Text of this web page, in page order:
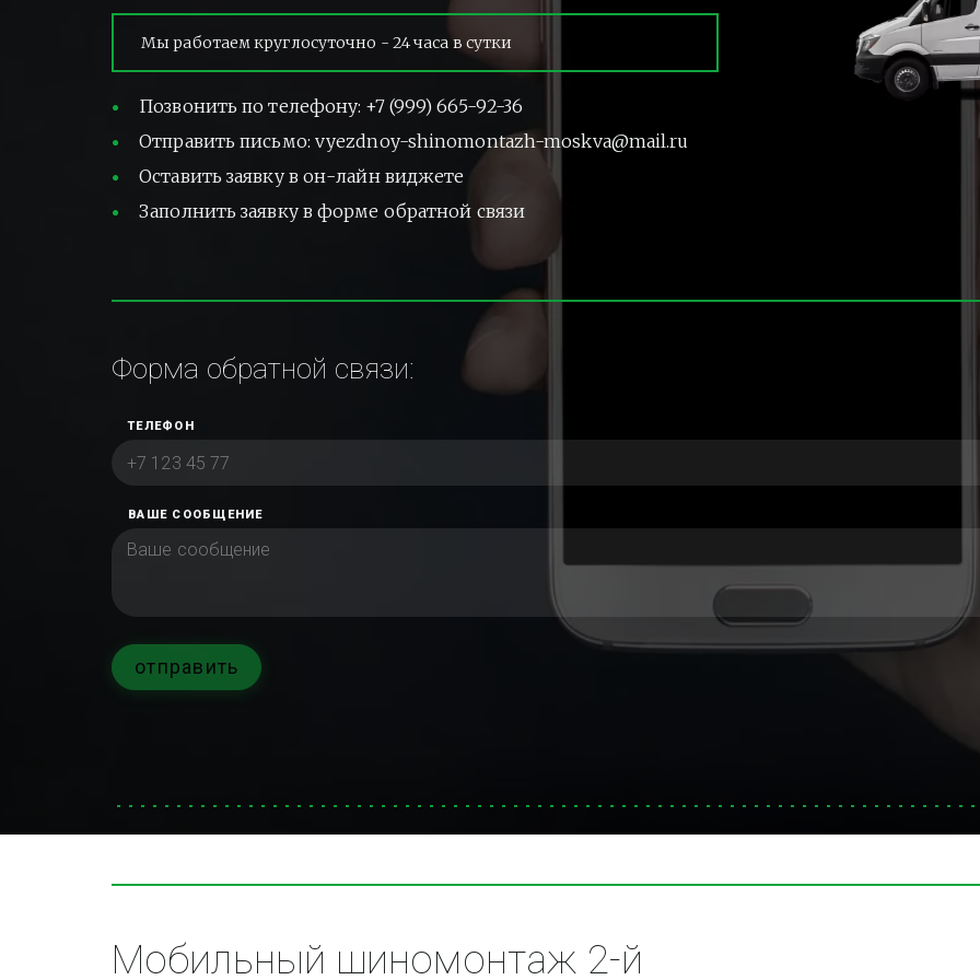
Мы работаем круглосуточно - 24 часа в сутки
Позвонить по телефону: +7 (999) 665-92-36
Отправить письмо: vyezdnoy-shinomontazh-moskva@mail.ru
Оставить заявку в он-лайн виджете
Заполнить заявку в форме обратной связи
Форма обратной связи:
ТЕЛЕФОН
ВАШЕ СООБЩЕНИЕ
отправить
Мобильный шиномонтаж 2-й